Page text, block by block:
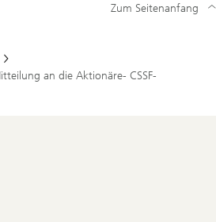
an die Aktionäre- CSSF-
Zum Seitenanfang